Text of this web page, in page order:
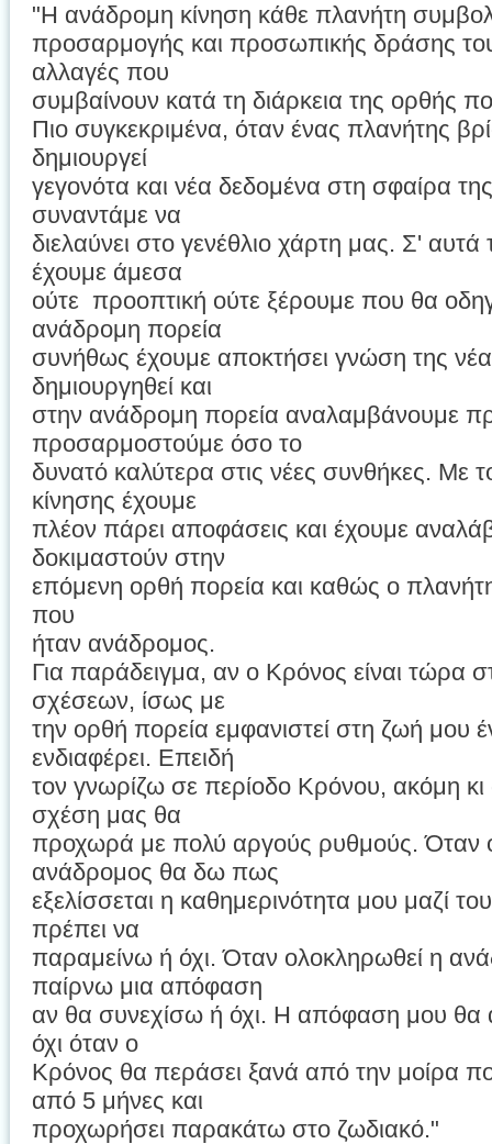
"Η ανάδρομη κίνηση κάθε πλανήτη
προσαρμογής και προσωπικής δράσης
αλλαγές που
συμβαίνουν κατά τη διάρκεια της ορθής
Πιο συγκεκριμένα, όταν ένας πλανήτης
δημιουργεί
γεγονότα και νέα δεδομένα στη σφαίρα
συναντάμε να
διελαύνει στο γενέθλιο χάρτη μας. Σ'
έχουμε άμεσα
ούτε προοπτική ούτε ξέρουμε που θα
ανάδρομη πορεία
συνήθως έχουμε αποκτήσει γνώση της
δημιουργηθεί και
στην ανάδρομη πορεία αναλαμβάνουμε
προσαρμοστούμε όσο το
δυνατό καλύτερα στις νέες συνθήκες. Με
κίνησης έχουμε
πλέον πάρει αποφάσεις και έχουμε
δοκιμαστούν στην
επόμενη ορθή πορεία και καθώς ο
που
ήταν ανάδρομος.
Για παράδειγμα, αν ο Κρόνος είναι τώρα
σχέσεων, ίσως με
την ορθή πορεία εμφανιστεί στη ζωή
ενδιαφέρει. Επειδή
τον γνωρίζω σε περίοδο Κρόνου, ακόμη
σχέση μας θα
προχωρά με πολύ αργούς ρυθμούς. Όταν
ανάδρομος θα δω πως
εξελίσσεται η καθημερινότητα μου μαζί
πρέπει να
παραμείνω ή όχι. Όταν ολοκληρωθεί η
παίρνω μια απόφαση
αν θα συνεχίσω ή όχι. Η απόφαση μου θα
όχι όταν ο
Κρόνος θα περάσει ξανά από την μοίρα
από 5 μήνες και
προχωρήσει παρακάτω στο ζωδιακό."